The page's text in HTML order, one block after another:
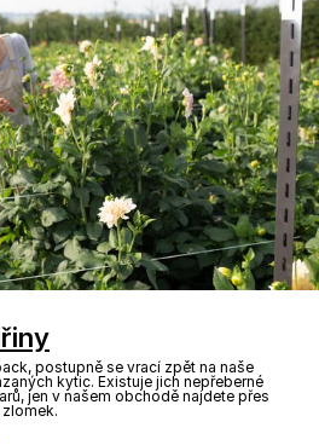
postupně se vrací zpět na naše
kytic. Existuje jich nepřeberné
jen v našem obchodě najdete přes